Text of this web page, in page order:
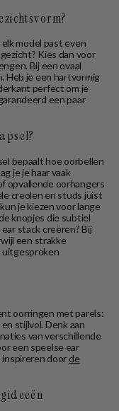
model past even
Kies dan voor
Bij een ovaal
Heb je een hartvormig
perfect om je
een paar
bepaalt hoe oorbellen
je je haar vaak
opvallende oorhangers
creolen en studs juist
je kiezen voor lange
knopjes die subtiel
stack creëren? Bij
een strakke
oorringen met parels:
stijlvol. Denk aan
van verschillende
een speelse ear
door de